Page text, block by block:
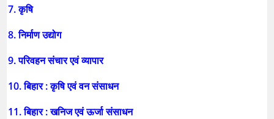
7. कृषि
8. निर्माण उद्योग
9. परिवहन संचार एवं व्यापार
10. बिहार : कृषि एवं वन संसाधन
11. बिहार : खनिज एवं ऊर्जा संसाधन